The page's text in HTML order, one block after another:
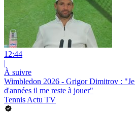
12:44
|
À suivre
Wimbledon 2026 - Grigor Dimitrov : "Je
d'années il me reste à jouer"
Tennis Actu TV